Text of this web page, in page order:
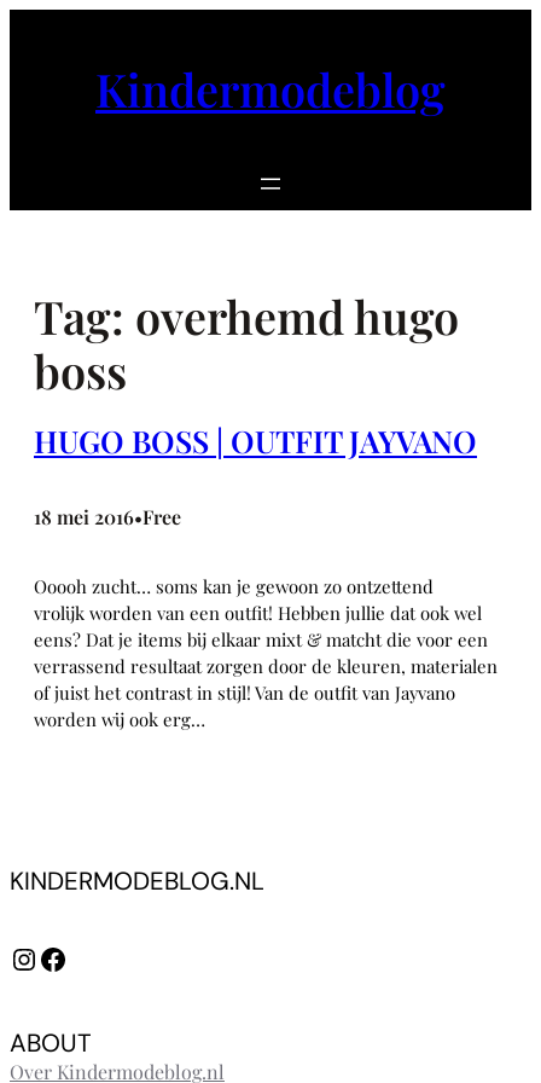
Kindermodeblog
Tag: overhemd hugo
boss
HUGO BOSS | OUTFIT JAYVANO
18 mei 2016•Free
Ooooh zucht… soms kan je gewoon zo ontzettend
vrolijk worden van een outfit! Hebben jullie dat ook wel
eens? Dat je items bij elkaar mixt & matcht die voor een
verrassend resultaat zorgen door de kleuren, materialen
of juist het contrast in stijl! Van de outfit van Jayvano
worden wij ook erg…
KINDERMODEBLOG.NL
InstagramFacebook
ABOUT
Over Kindermodeblog.nl